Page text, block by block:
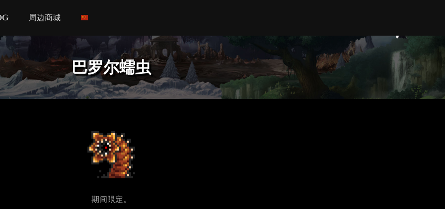
周边商城
巴罗尔蠕虫
期间限定。